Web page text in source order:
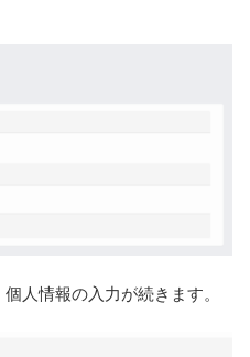
人情報の入力が続きます。